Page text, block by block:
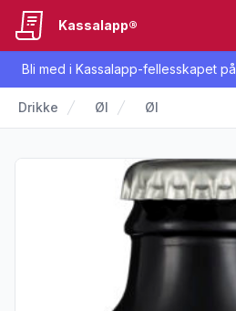
Bli med i Kassalapp-fellesskapet på
Kassalapp®
Drikke Øl Øl